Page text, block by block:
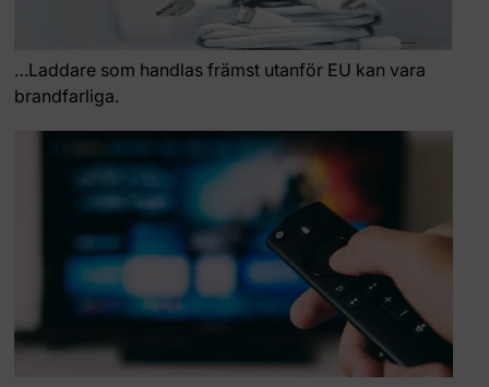
…Laddare som handlas främst utanför EU kan vara
brandfarliga.